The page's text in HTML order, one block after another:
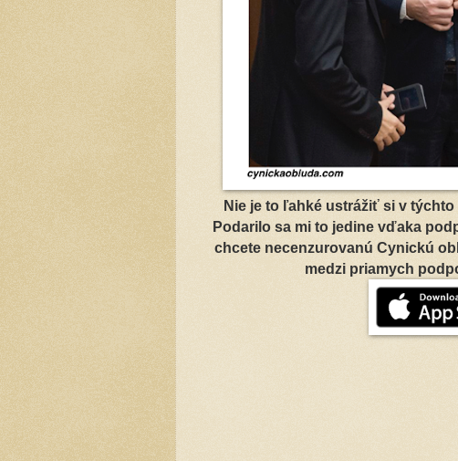
Nie je to ľahké ustrážiť si v
Podarilo sa mi to jedine vďaka
chcete necenzurovanú Cynickú
medzi priamych